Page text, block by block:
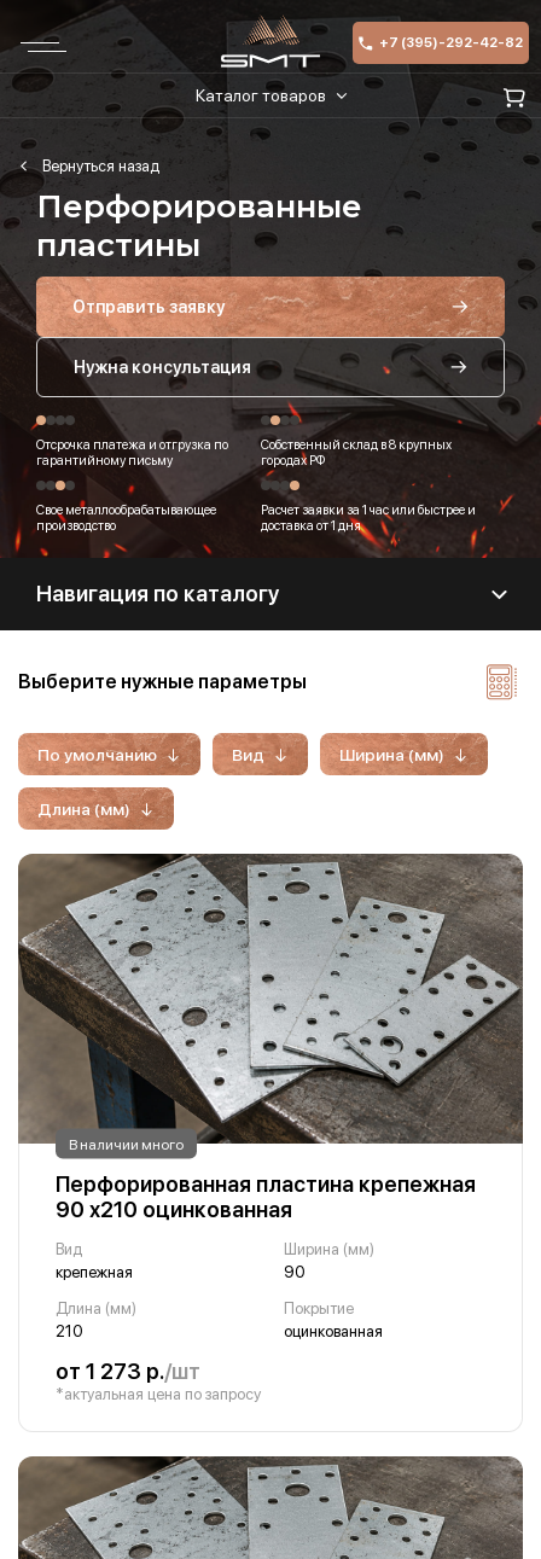
+7 (395)-292-42-82
Каталог товаров
Перфорированные
пластины
Отправить заявку
Нужна консультация
Отсрочка платежа и отгрузка по
гарантийному письму
Собственный склад в 8 крупных
городах РФ
Свое металлообрабатывающее
производство
Расчет заявки за 1 час или быстрее и
доставка от 1 дня
Навигация по каталогу
Выберите нужные параметры
По умолчанию Вид Ширина (мм)
Длина (мм)
В наличии много
Перфорированная пластина крепежная
90 х210 оцинкованная
Вид
крепежная
Ширина (мм)
90
Длина (мм)
210
Покрытие
оцинкованная
от 1 273 р./шт
*актуальная цена по запросу